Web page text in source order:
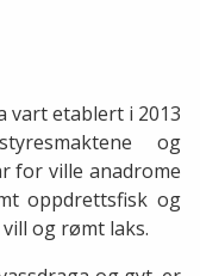
vart etablert i 2013
og
for ville anadrome
oppdrettsfisk og
og rømt laks.